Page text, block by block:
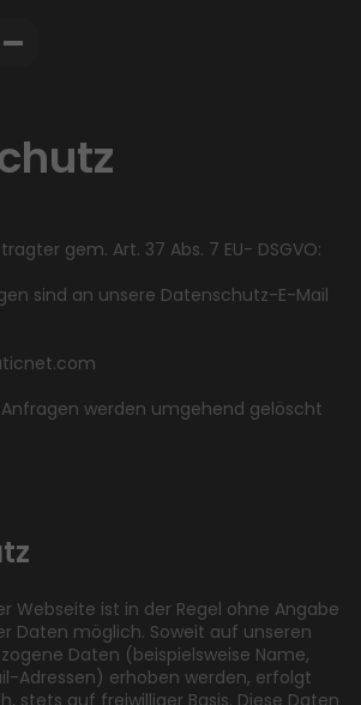
Projektlösungen
News
Kontakt
gem. Art. 37 Abs. 7 EU- DSGVO:
sind an unsere Datenschutz-E-Mail
werden umgehend gelöscht
Webseite ist in der Regel ohne Angabe
Daten möglich. Soweit auf unseren
Daten (beispielsweise Name,
Adressen) erhoben werden, erfolgt
stets auf freiwilliger Basis. Diese Daten